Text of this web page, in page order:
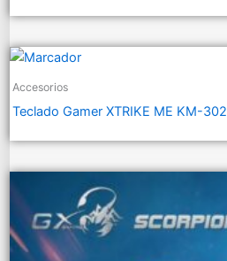
Accesorios
Teclado Gamer XTRIKE ME KM-302